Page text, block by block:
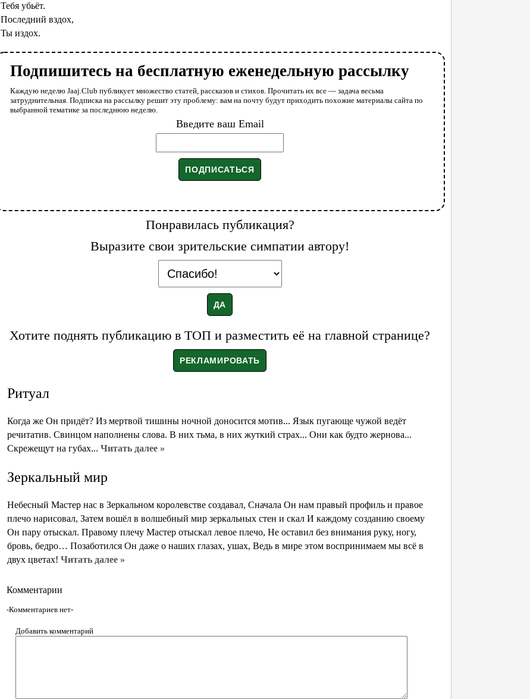
Тебя убьёт.
Последний вздох,
Ты издох.
Подпишитесь на бесплатную еженедельную рассылку
Каждую неделю Jaaj.Club публикует множество статей, рассказов и стихов. Прочитать их все — задача весьма
затруднительная. Подписка на рассылку решит эту проблему: вам на почту будут приходить похожие материалы сайта по
выбранной тематике за последнюю неделю.
Введите ваш Email
Понравилась публикация?
Выразите свои зрительские симпатии автору!
Хотите поднять публикацию в ТОП и разместить её на главной странице?
Ритуал
Когда же Он придёт? Из мертвой тишины ночной доносится мотив... Язык пугающе чужой ведёт
речитатив. Свинцом наполнены слова. В них тьма, в них жуткий страх... Они как будто жернова...
Скрежещут на губах... Читать далее »
Зеркальный мир
Небесный Мастер нас в Зеркальном королевстве создавал, Сначала Он нам правый профиль и правое
плечо нарисовал, Затем вошёл в волшебный мир зеркальных стен и скал И каждому созданию своему
Он пару отыскал. Правому плечу Мастер отыскал левое плечо, Не оставил без внимания руку, ногу,
бровь, бедро… Позаботился Он даже о наших глазах, ушах, Ведь в мире этом воспринимаем мы всё в
двух цветах! Читать далее »
Комментарии
-Комментариев нет-
Добавить комментарий